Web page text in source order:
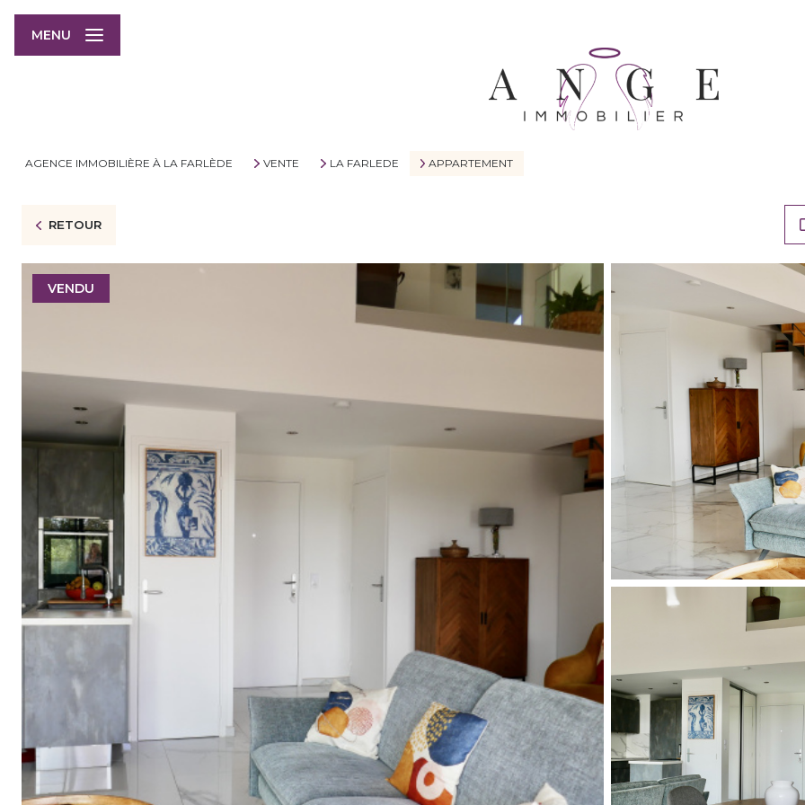
MENU
AGENCE IMMOBILIÈRE À LA FARLÈDE VENTE LA FARLEDE APPARTEMENT
RETOUR
VENDU